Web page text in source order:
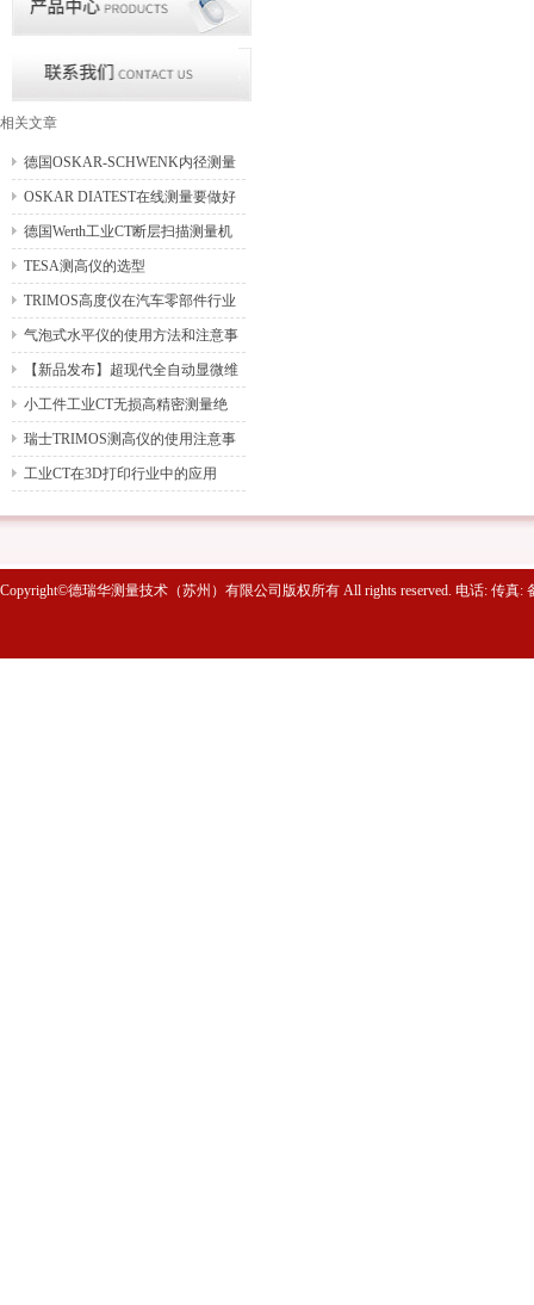
相关文章
德国OSKAR-SCHWENK内径测量
仪产品线介绍
OSKAR DIATEST在线测量要做好
哪些要求？
德国Werth工业CT断层扫描测量机
的主要特点
TESA测高仪的选型
TRIMOS高度仪在汽车零部件行业
应用
气泡式水平仪的使用方法和注意事
项【新品发布】超现代全自动显微维
氏硬度计，你值得拥有！
小工件工业CT无损高精密测量绝
配-TomoScope XS
瑞士TRIMOS测高仪的使用注意事
项
工业CT在3D打印行业中的应用
Copyright©德瑞华测量技术（苏州）有限公司版权所有 All rights reserved. 电话: 传真: